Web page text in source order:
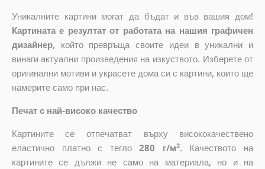
Уникалните картини могат да бъдат и във вашия дом!
Картината е резултат от работата на нашия графичен
дизайнер, койтопревръща своите идеи в уникални и
винаги актуални произведения на изкуството. Изберете от
оригинални мотиви и украсете дома си с картини, които ще
намерите само при нас.
Печат с най-високо качество
Картините се отпечатват върху висококачествено
еластично платно с тегло280 г/м2. Качеството на
картините се дължи не само на материала, но и на